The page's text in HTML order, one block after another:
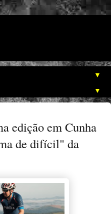
▼
▼
edição em Cunha
de difícil" da